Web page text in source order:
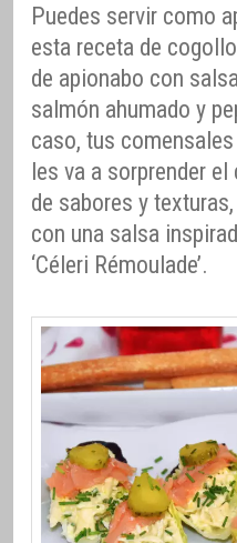
Puedes servir como
esta receta de
de apionabo con
salmón ahumado y
caso, tus
les va a sorprender
de sabores y
con una salsa
‘Céleri Rémoulade’.